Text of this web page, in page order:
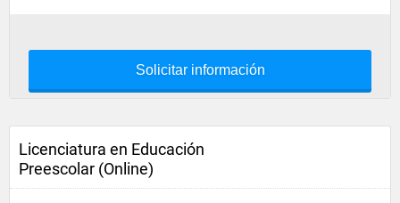
Solicitar información
Licenciatura en Educación
Preescolar (Online)